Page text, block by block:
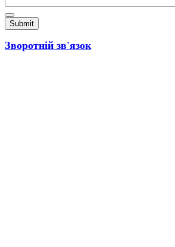
Зворотній зв'язок